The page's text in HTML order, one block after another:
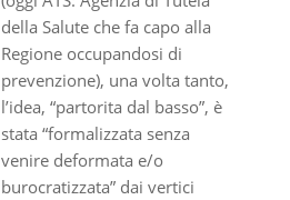
della Salute che fa capo alla
Regione occupandosi di
prevenzione), una volta tanto,
l’idea, “partorita dal basso”, è
stata “formalizzata senza
venire deformata e/o
burocratizzata” dai vertici